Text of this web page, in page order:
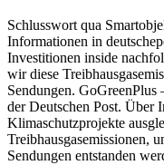
Schlusswort qua
Informationen in
Investitionen inside
wir diese
Sendungen. GoGreenPlus
der Deutschen Post. Über
Klimaschutzprojekte
Treibhausgasemissionen,
Sendungen entstanden